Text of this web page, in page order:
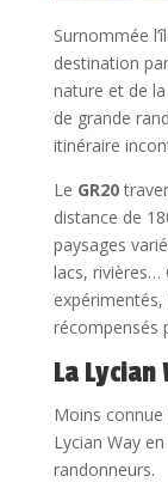
Surnommée
destination
nature et de la
de grande
itinéraire
Le GR20
distance de
paysages
lacs, rivières…
récompensés
La
Moins
Lycian Way
randonneurs.